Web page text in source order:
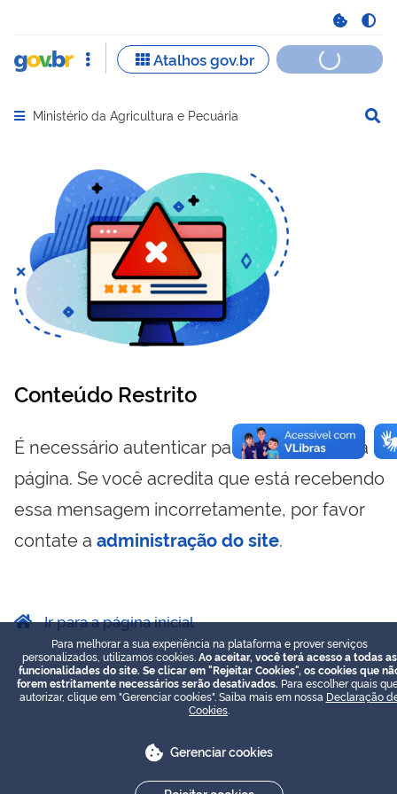
Abrir menu principal de navegação
Ministério da Agricultura e Pecuária
Conteúdo Restrito
É necessário autenticar para visualizar essa
página. Se você acredita que está recebendo
essa mensagem incorretamente, por favor
contate a administração do site.
Ir para a página inicial
Para melhorar a sua experiência na plataforma e prover serviços
personalizados, utilizamos cookies. Ao aceitar, você terá acesso a todas as
funcionalidades do site. Se clicar em "Rejeitar Cookies", os cookies que
forem estritamente necessários serão desativados. Para escolher quais
autorizar, clique em "Gerenciar cookies". Saiba mais em nossa Declaração
Cookies
Gerenciar cookies